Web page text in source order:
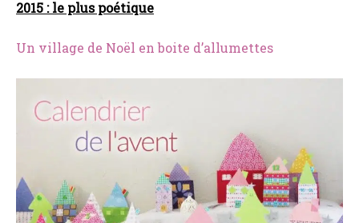
2015 : le plus poétique
Un village de Noël en boite d’allumettes